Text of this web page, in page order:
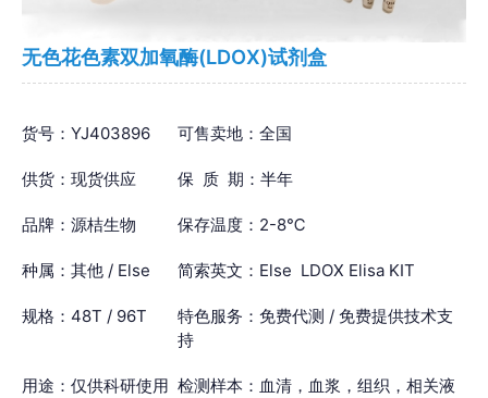
无色花色素双加氧酶(LDOX)试剂盒
货号：YJ403896 可售卖地：全国
供货：现货供应 保 质 期：半年
品牌：源桔生物 保存温度：2-8℃
种属：其他 / Else 简索英文：Else LDOX Elisa KIT
规格：48T / 96T
特色服务：免费代测 / 免费提供技术支
持
用途：仅供科研使用 检测样本：血清，血浆，组织，相关液